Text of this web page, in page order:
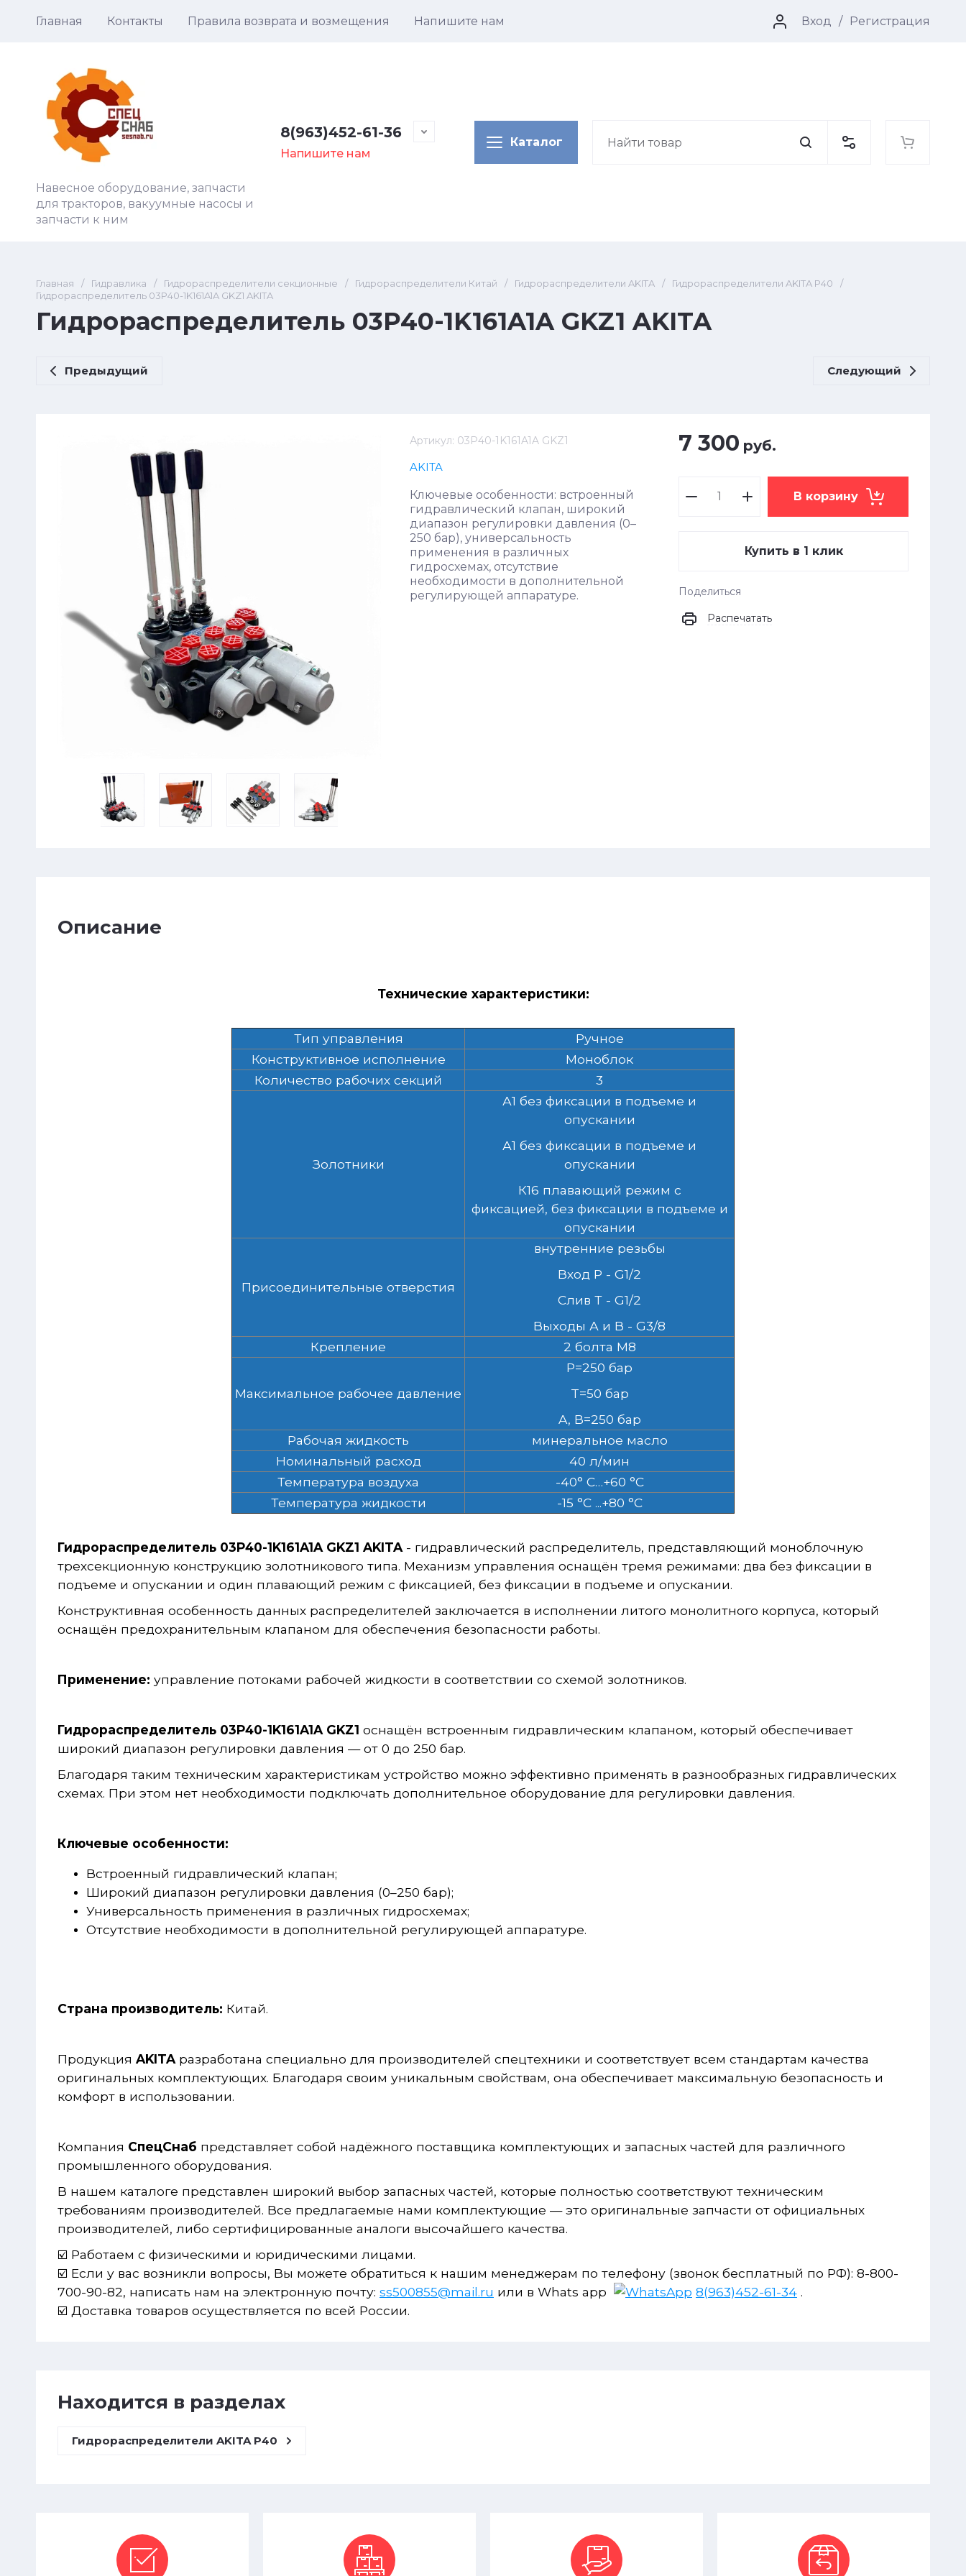
Главная Контакты Правила возврата и возмещения Напишите нам Вход / Регистрация
Навесное оборудование, запчасти
для тракторов, вакуумные насосы и
запчасти к ним
8(963)452-61-36
Напишите нам
Каталог
Главная / Гидравлика / Гидрораспределители секционные / Гидрораспределители Китай / Гидрораспределители AKITA / Гидрораспределители AKITA P40
/
Гидрораспределитель 03Р40-1K161A1A GKZ1 AKITA
Гидрораспределитель 03Р40-1K161A1A GKZ1 AKITA
Предыдущий Следующий
Артикул: 03P40-1K161A1A GKZ1
AKITA
Ключевые особенности: встроенный
гидравлический клапан, широкий
диапазон регулировки давления (0–
250 бар), универсальность
применения в различных
гидросхемах, отсутствие
необходимости в дополнительной
регулирующей аппаратуре.
7 300 руб.
В корзину
Купить в 1 клик
Поделиться
Распечатать
Описание
Технические характеристики:
Тип управления
Ручное
Конструктивное исполнение
Моноблок
Количество рабочих секций
3
Золотники
А1 без фиксации в подъеме и
опускании
А1 без фиксации в подъеме и
опускании
К16 плавающий режим с
фиксацией, без фиксации в подъеме и
опускании
Присоединительные отверстия
внутренние резьбы
Вход Р - G1/2
Слив Т - G1/2
Выходы А и В - G3/8
Крепление
2 болта М8
Максимальное рабочее давление
P=250 бар
T=50 бар
A, B=250 бар
Рабочая жидкость
минеральное масло
Номинальный расход
40 л/мин
Температура воздуха
-40° C…+60 °C
Температура жидкости
-15 °C ...+80 °C
Гидрораспределитель 03Р40-1K161A1A GKZ1 AKITA - гидравлический распределитель, представляющий моноблочную
трехсекционную конструкцию золотникового типа. Механизм управления оснащён тремя режимами: два без фиксации в
подъеме и опускании и один плавающий режим с фиксацией, без фиксации в подъеме и опускании.
Конструктивная особенность данных распределителей заключается в исполнении литого монолитного корпуса, который
оснащён предохранительным клапаном для обеспечения безопасности работы.
Применение: управление потоками рабочей жидкости в соответствии со схемой золотников.
Гидрoраспределитель 03Р40-1K161A1A GKZ1 оснащён встроенным гидравлическим клапаном, который обеспечивает
широкий диапазон регулировки давления — от 0 до 250 бар.
Благодаря таким техническим характеристикам устройство можно эффективно применять в разнообразных гидравлических
схемах. При этом нет необходимости подключать дополнительное оборудование для регулировки давления.
Ключевые особенности:
Встроенный гидравлический клапан;
Широкий диапазон регулировки давления (0–250 бар);
Универсальность применения в различных гидросхемах;
Отсутствие необходимости в дополнительной регулирующей аппаратуре.
Страна производитель: Китай.
Продукция AKITA разработана специально для производителей спецтехники и соответствует всем стандартам качества
оригинальных комплектующих. Благодаря своим уникальным свойствам, она обеспечивает максимальную безопасность и
комфорт в использовании.
Компания СпецСнаб представляет собой надёжного поставщика комплектующих и запасных частей для различного
промышленного оборудования.
В нашем каталоге представлен широкий выбор запасных частей, которые полностью соответствуют техническим
требованиям производителей. Все предлагаемые нами комплектующие — это оригинальные запчасти от официальных
производителей, либо сертифицированные аналоги высочайшего качества.
☑️ Работаем с физическими и юридическими лицами.
☑️ Если у вас возникли вопросы, Вы можете обратиться к нашим менеджерам по телефону (звонок бесплатный по РФ): 8-800-
700-90-82, написать нам на электронную почту: ss500855@mail.ru или в Whats app 8(963)452-61-34 .
☑️ Доставка товаров осуществляется по всей России.
Находится в разделах
Гидрораспределители AKITA P40